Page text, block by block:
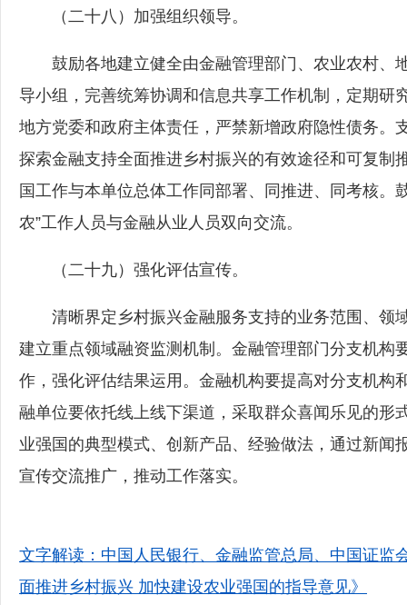
（二十八）加强组织领导。
鼓励各地建立健全由金融管理部门、农业农村、
导小组，完善统筹协调和信息共享工作机制，定期研
地方党委和政府主体责任，严禁新增政府隐性债务。
探索金融支持全面推进乡村振兴的有效途径和可复制
国工作与本单位总体工作同部署、同推进、同考核。
农”工作人员与金融从业人员双向交流。
（二十九）强化评估宣传。
清晰界定乡村振兴金融服务支持的业务范围、领
建立重点领域融资监测机制。金融管理部门分支机构
作，强化评估结果运用。金融机构要提高对分支机构
融单位要依托线上线下渠道，采取群众喜闻乐见的形
业强国的典型模式、创新产品、经验做法，通过新闻
宣传交流推广，推动工作落实。
文字解读：中国人民银行、金融监管总局、中国证监
面推进乡村振兴 加快建设农业强国的指导意见》